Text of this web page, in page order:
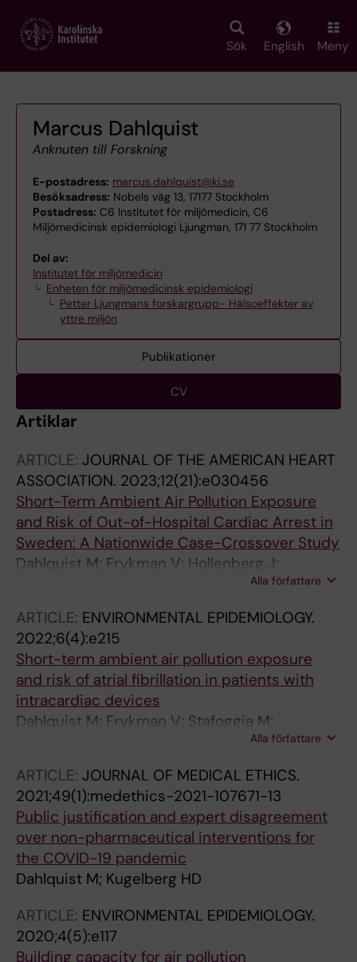
main
Sök English Meny
Marcus Dahlquist
Anknuten till Forskning
E-postadress: marcus.dahlquist@ki.se
Besöksadress: Nobels väg 13, 17177 Stockholm
Postadress: C6 Institutet för miljömedicin, C6
Miljömedicinsk epidemiologi Ljungman, 171 77 Stockholm
Del av:
Institutet för miljömedicin
Enheten för miljömedicinsk epidemiologi
Petter Ljungmans forskargrupp- Hälsoeffekter av
yttre miljön
Publikationer
CV
Artiklar
ARTICLE: JOURNAL OF THE AMERICAN HEART
ASSOCIATION. 2023;12(21):e030456
Short-Term Ambient Air Pollution Exposure
and Risk of Out-of-Hospital Cardiac Arrest in
Sweden: A Nationwide Case-Crossover Study
Dahlquist M; Frykman V; Hollenberg J;
Jonsson M; Stafoggia M; Wellenius GA;Alla författare
ARTICLE: ENVIRONMENTAL EPIDEMIOLOGY.
2022;6(4):e215
Short-term ambient air pollution exposure
and risk of atrial fibrillation in patients with
intracardiac devices
Dahlquist M; Frykman V; Stafoggia M;
Qvarnstrom E; Wellenius GA; Ljungman PLS
Alla författare
ARTICLE: JOURNAL OF MEDICAL ETHICS.
2021;49(1):medethics-2021-107671-13
Public justification and expert disagreement
over non-pharmaceutical interventions for
the COVID-19 pandemic
Dahlquist M; Kugelberg HD
ARTICLE: ENVIRONMENTAL EPIDEMIOLOGY.
2020;4(5):e117
Building capacity for air pollution